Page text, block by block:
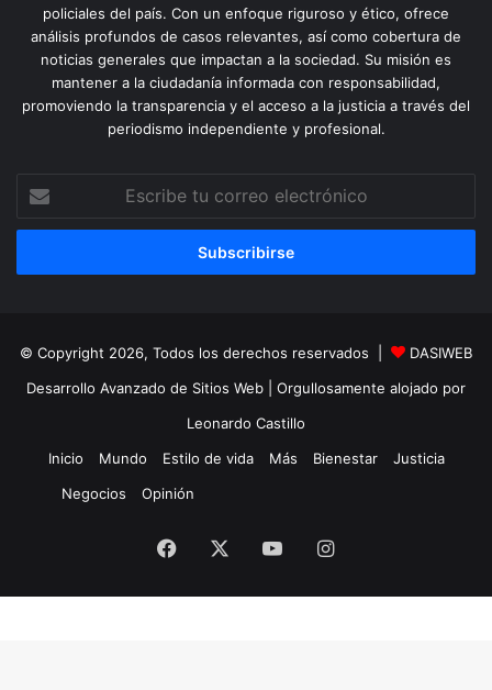
policiales del país. Con un enfoque riguroso y ético, ofrece
análisis profundos de casos relevantes, así como cobertura de
noticias generales que impactan a la sociedad. Su misión es
mantener a la ciudadanía informada con responsabilidad,
promoviendo la transparencia y el acceso a la justicia a través del
periodismo independiente y profesional.
correo
© Copyright 2026, Todos los derechos reservados |
DASIWEB
Desarrollo Avanzado de Sitios Web | Orgullosamente alojado por
Leonardo Castillo
Inicio
Mundo Estilo de vida Más Bienestar
Justicia
Negocios
Opinión
Facebook YouTubeInstagram